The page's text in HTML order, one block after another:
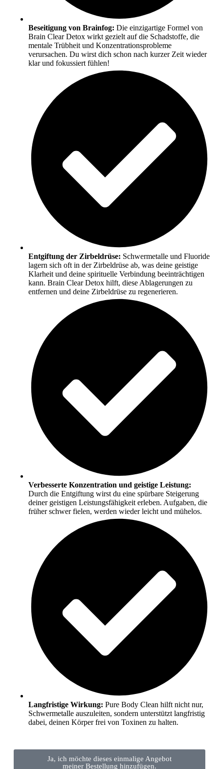
Beseitigung von Brainfog: Die einzigartige Formel von
Brain Clear Detox wirkt gezielt auf die Schadstoffe, die
mentale Trübheit und Konzentrationsprobleme
verursachen. Du wirst dich schon nach kurzer Zeit wieder
klar und fokussiert fühlen!
Entgiftung der Zirbeldrüse: Schwermetalle und Fluoride
lagern sich oft in der Zirbeldrüse ab, was deine geistige
Klarheit und deine spirituelle Verbindung beeinträchtigen
kann. Brain Clear Detox hilft, diese Ablagerungen zu
entfernen und deine Zirbeldrüse zu regenerieren.
Verbesserte Konzentration und geistige Leistung:
Durch die Entgiftung wirst du eine spürbare Steigerung
deiner geistigen Leistungsfähigkeit erleben. Aufgaben, die
früher schwer fielen, werden wieder leicht und mühelos.
Langfristige Wirkung: Pure Body Clean hilft nicht nur,
Schwermetalle auszuleiten, sondern unterstützt langfristig
dabei, deinen Körper frei von Toxinen zu halten.
Ja, ich möchte dieses einmalige Angebot
meiner Bestellung hinzufügen.